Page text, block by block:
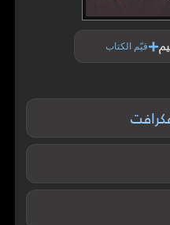
+قيّم الكتاب